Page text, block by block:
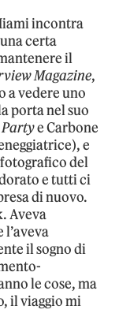
incontra
certa
il
Magazine,
a vedere uno
porta nel suo
Partye Carbone
e
del
e tutti ci
di nuovo.
Aveva
l’aveva
il sogno di
le cose, ma
il viaggio mi